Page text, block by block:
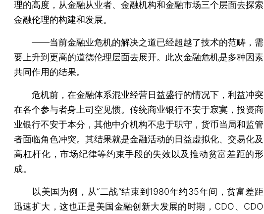
理的高度，从金融从业者、金融机构和金融市场三个层面去探索
金融伦理的构建和发展。
——当前金融业危机的解决之道已经超越了技术的范畴，需
要上升到更高的道德伦理层面去展开。此次金融危机是多种因素
共同作用的结果。
危机前，在金融体系混业经营日益盛行的情况下，利益冲突
在各个参与者身上司空见惯。传统商业银行不安于寂寞，投资商
业银行不安于本分，其他中介机构不忠于职守，货币当局和监管
者面临角色冲突。其结果就是金融活动的日益虚拟化、交易化及
高杠杆化，市场纪律等约束手段的失效以及推动贫富差距的形
成。
以美国为例，从“二战”结束到1980年约35年间，贫富差距
迅速扩大，这也正是美国金融创新大发展的时期，CDO、CDO